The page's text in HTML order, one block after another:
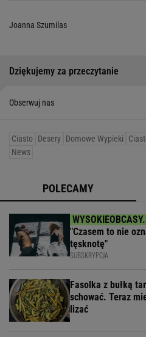
Joanna Szumilas
Dziękujemy za przeczytanie
Obserwuj nas
Ciasto Desery Domowe Wypieki
News
POLECAMY
"Czasem to nie
tęsknotę"
SUBSKRYPCJA
Fasolka z bułką
schować. Teraz
lizać